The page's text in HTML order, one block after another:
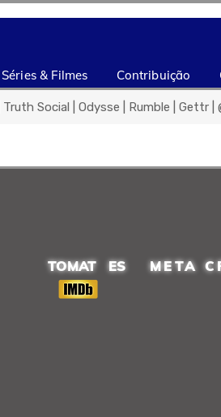
Séries & Filmes Contribuição
Social | Odysse | Rumble |
TOMAT ES META